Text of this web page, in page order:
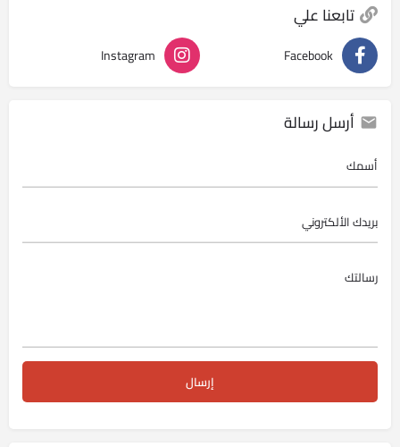
تابعنا علي
Facebook
Instagram
أرسل رسالة